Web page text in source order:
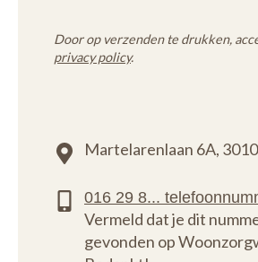
Door op verzenden te drukken,
privacy policy.
Martelarenlaan 6A,
Vermeld dat je dit
gevonden op